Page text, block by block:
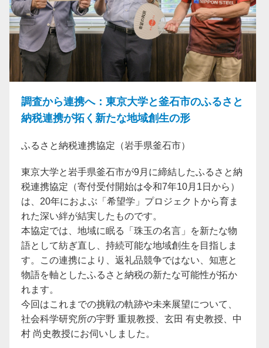
調査から連携へ：東京大学と釜石市のふるさと
納税連携が拓く新たな地域創生の形
ふるさと納税連携協定（岩手県釜石市）
東京大学と岩手県釜石市が9月に締結したふるさと納
税連携協定（寄付受付開始は令和7年10月1日から）
は、20年におよぶ「希望学」プロジェクトから育ま
れた深い絆が結実したものです。
本協定では、地域に眠る「珠玉の名言」を新たな物
語として紡ぎ直し、持続可能な地域創生を目指しま
す。この連携により、返礼品競争ではない、知恵と
物語を軸としたふるさと納税の新たな可能性が拓か
れます。
今回はこれまでの挑戦の軌跡や未来展望について、
社会科学研究所の宇野 重規教授、玄田 有史教授、中
村 尚史教授にお伺いしました。